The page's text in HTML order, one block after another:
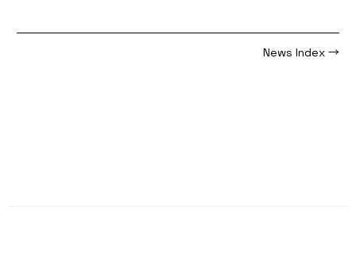
News Index →